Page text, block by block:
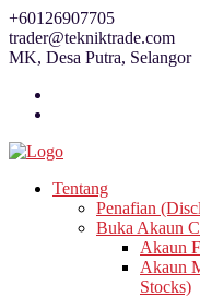
Skip
to
content
+60126907705
trader@tekniktrade.com
MK, Desa Putra, Selangor
Tentang
Penafian
Buka Akaun
Akaun
Akaun
Stocks)